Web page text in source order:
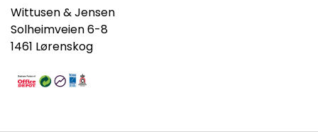
Wittusen & Jensen
Solheimveien 6-8
1461 Lørenskog